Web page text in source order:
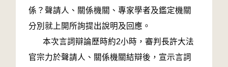
係？聲請人、關係機關、專家學者及鑑定機關
分別就上開所詢提出說明及回應。
本次言詞辯論歷時約2小時，審判長許大法
官宗力於聲請人、關係機關結辯後，宣示言詞